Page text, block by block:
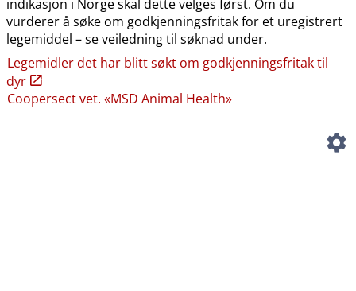
indikasjon i Norge skal dette velges først. Om du
vurderer å søke om godkjenningsfritak for et uregistrert
legemiddel – se veiledning til søknad under.
Legemidler det har blitt søkt om godkjenningsfritak til
dyr
Coopersect vet. «MSD Animal Health»